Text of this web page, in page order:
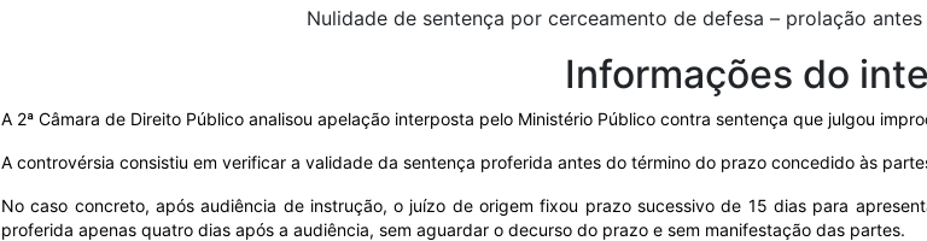
Nulidade de sentença por cerceamento de defesa – prolação
Informações do
A 2ª Câmara de Direito Público analisou apelação interposta pelo Ministério Público contra sentença que julgou
A controvérsia consistiu em verificar a validade da sentença proferida antes do término do prazo concedido às
No caso concreto, após audiência de instrução, o juízo de origem fixou prazo sucessivo de 15 dias para
proferida apenas quatro dias após a audiência, sem aguardar o decurso do prazo e sem manifestação das partes.